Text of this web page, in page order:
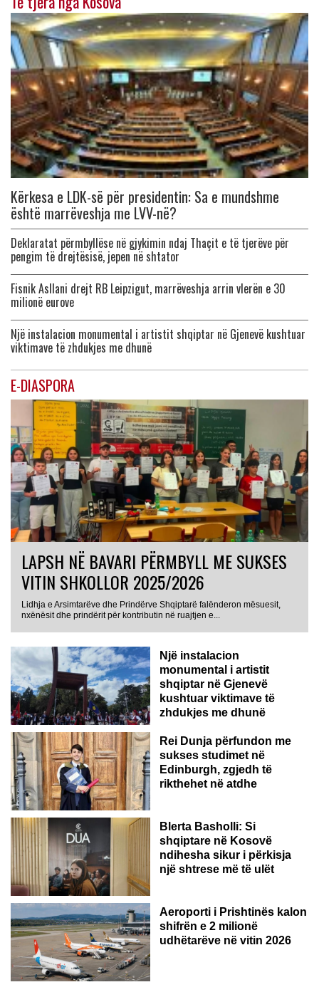
Kërkesa e LDK-së për presidentin: Sa e mundshme
është marrëveshja me LVV-në?
Deklaratat përmbyllëse në gjykimin ndaj Thaçit e të tjerëve për
pengim të drejtësisë, jepen në shtator
Fisnik Asllani drejt RB Leipzigut, marrëveshja arrin vlerën e 30
milionë eurove
Një instalacion monumental i artistit shqiptar në Gjenevë kushtuar
viktimave të zhdukjes me dhunë
E-DIASPORA
LAPSH NË BAVARI PËRMBYLL ME SUKSES
VITIN SHKOLLOR 2025/2026
Lidhja e Arsimtarëve dhe Prindërve Shqiptarë falënderon mësuesit,
nxënësit dhe prindërit për kontributin në ruajtjen e...
Një instalacion
monumental i artistit
shqiptar në Gjenevë
kushtuar viktimave të
zhdukjes me dhunë
Rei Dunja përfundon me
sukses studimet në
Edinburgh, zgjedh të
rikthehet në atdhe
Blerta Basholli: Si
shqiptare në Kosovë
ndihesha sikur i përkisja
një shtrese më të ulët
Aeroporti i Prishtinës kalon
shifrën e 2 milionë
udhëtarëve në vitin 2026